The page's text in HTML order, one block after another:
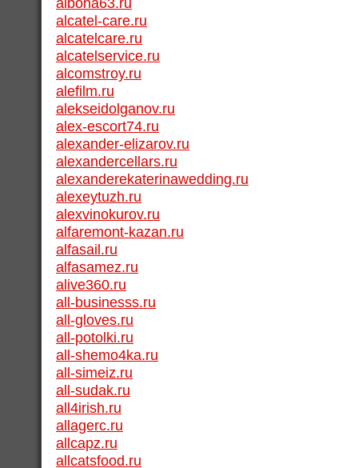
alcatel-care.ru
alcatelcare.ru
alcatelservice.ru
alcomstroy.ru
alefilm.ru
alekseidolganov.ru
alex-escort74.ru
alexander-elizarov.ru
alexandercellars.ru
alexanderekaterinawedding.ru
alexeytuzh.ru
alexvinokurov.ru
alfaremont-kazan.ru
alfasail.ru
alfasamez.ru
alive360.ru
all-businesss.ru
all-gloves.ru
all-potolki.ru
all-shemo4ka.ru
all-simeiz.ru
all-sudak.ru
all4irish.ru
allagerc.ru
allcapz.ru
allcatsfood.ru